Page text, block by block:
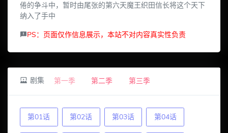
倦的争斗中，暂时由尾张的第六天魔王织田信长将这个天下
纳入了手中
PS：页面仅作信息展示，本站不对内容真实性负责
剧集 第一季 第二季 第三季
第01话 第02话 第03话 第04话